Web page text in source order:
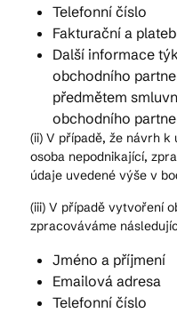
Telefonní číslo
Fakturační a
Další informace
obchodního
předmětem
obchodního
(ii) V případě, že návrh
osoba nepodnikající,
údaje uvedené výše v
(iii) V případě vytvoření
zpracováváme
Jméno a příjmení
Emailová adresa
Telefonní číslo